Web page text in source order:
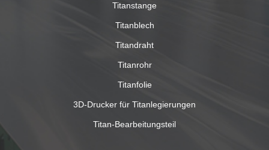
Titanstange
Titanblech
Titandraht
Titanrohr
Titanfolie
3D-Drucker für Titanlegierungen
Titan-Bearbeitungsteil